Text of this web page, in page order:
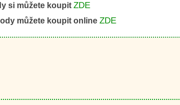
si můžete koupit ZDE
můžete koupit online ZDE